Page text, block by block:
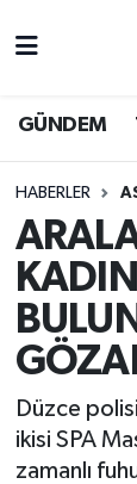
GÜNDEM
HABERLER
Düzce
ikisi SPA
zamanlı
Süper
Tüm
Haber